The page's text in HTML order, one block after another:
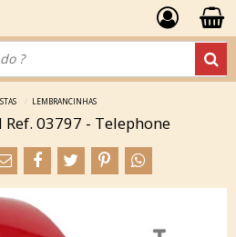
LEMBRANCINHAS
03797 - Telephone